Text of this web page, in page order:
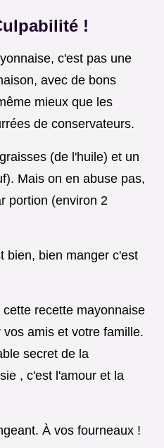
!
c'est pas une
avec de bons
mieux que les
de conservateurs.
(de l'huile) et un
Mais on en abuse pas,
portion (environ 2
bien, bien manger c'est
recette mayonnaise
amis et votre famille.
secret de la
, c'est l'amour et la
À vos fourneaux !